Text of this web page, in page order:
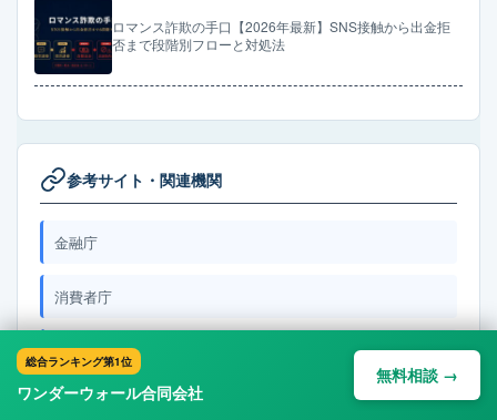
ロマンス詐欺の手口【2026年最新】SNS接触から出金拒
否まで段階別フローと対処法
参考サイト・関連機関
金融庁
消費者庁
警察庁 サイバー警察局
国民生活センター
総合ランキング第1位
ワンダーウォール合同会社
無料相談 →